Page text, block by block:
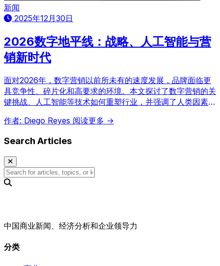
新闻
2025年12月30日
2026数字地平线：战略、人工智能与营
销新时代
面对2026年，数字营销以前所未有的速度发展，品牌面临更
具竞争性、碎片化和高要求的环境。本文探讨了数字营销的关
键挑战、人工智能等技术如何重塑行业，并强调了人类因素和
察。
作者: Diego Reyes 阅读更多 →
Search Articles
中国商业新闻、经济分析和企业领导力
分类